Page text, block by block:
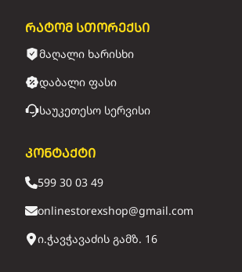
რატომ სთორექსი
მაღალი ხარისხი
დაბალი ფასი
საუკეთესო სერვისი
კონტაქტი
599 30 03 49
onlinestorexshop@gmail.com
ი.ჭავჭავაძის გამზ. 16